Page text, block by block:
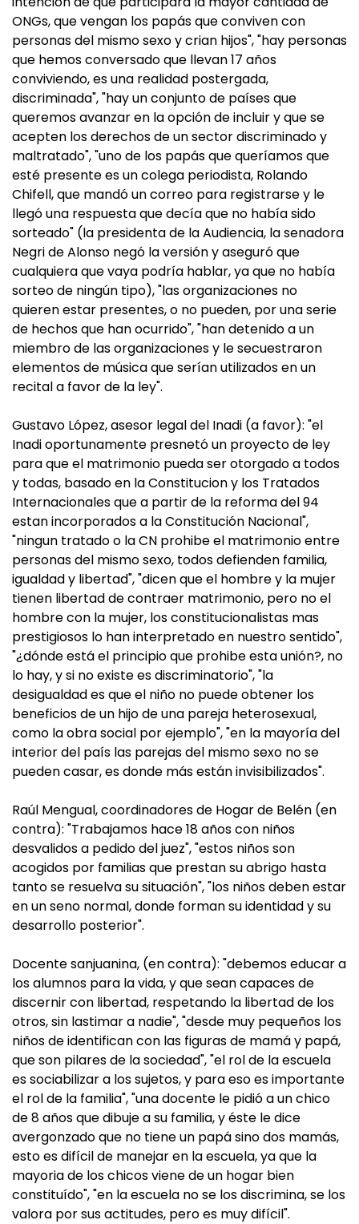
ONGs, que vengan los papás que conviven con
personas del mismo sexo y crian hijos", "hay personas
que hemos conversado que llevan 17 años
conviviendo, es una realidad postergada,
discriminada", "hay un conjunto de países que
queremos avanzar en la opción de incluir y que se
acepten los derechos de un sector discriminado y
maltratado", "uno de los papás que queríamos que
esté presente es un colega periodista, Rolando
Chifell, que mandó un correo para registrarse y le
llegó una respuesta que decía que no había sido
sorteado" (la presidenta de la Audiencia, la senadora
Negri de Alonso negó la versión y aseguró que
cualquiera que vaya podría hablar, ya que no había
sorteo de ningún tipo), "las organizaciones no
quieren estar presentes, o no pueden, por una serie
de hechos que han ocurrido", "han detenido a un
miembro de las organizaciones y le secuestraron
elementos de música que serían utilizados en un
recital a favor de la ley".
Gustavo López, asesor legal del Inadi (a favor): "el
Inadi oportunamente presnetó un proyecto de ley
para que el matrimonio pueda ser otorgado a todos
y todas, basado en la Constitucion y los Tratados
Internacionales que a partir de la reforma del 94
estan incorporados a la Constitución Nacional",
"ningun tratado o la CN prohibe el matrimonio entre
personas del mismo sexo, todos defienden familia,
igualdad y libertad", "dicen que el hombre y la mujer
tienen libertad de contraer matrimonio, pero no el
hombre con la mujer, los constitucionalistas mas
prestigiosos lo han interpretado en nuestro sentido",
"¿dónde está el principio que prohibe esta unión?, no
lo hay, y si no existe es discriminatorio", "la
desigualdad es que el niño no puede obtener los
beneficios de un hijo de una pareja heterosexual,
como la obra social por ejemplo", "en la mayoría del
interior del país las parejas del mismo sexo no se
pueden casar, es donde más están invisibilizados".
Raúl Mengual, coordinadores de Hogar de Belén (en
contra): "Trabajamos hace 18 años con niños
desvalidos a pedido del juez", "estos niños son
acogidos por familias que prestan su abrigo hasta
tanto se resuelva su situación", "los niños deben estar
en un seno normal, donde forman su identidad y su
desarrollo posterior".
Docente sanjuanina, (en contra): "debemos educar a
los alumnos para la vida, y que sean capaces de
discernir con libertad, respetando la libertad de los
otros, sin lastimar a nadie", "desde muy pequeños los
niños de identifican con las figuras de mamá y papá,
que son pilares de la sociedad", "el rol de la escuela
es sociabilizar a los sujetos, y para eso es importante
el rol de la familia", "una docente le pidió a un chico
de 8 años que dibuje a su familia, y éste le dice
avergonzado que no tiene un papá sino dos mamás,
esto es difícil de manejar en la escuela, ya que la
mayoria de los chicos viene de un hogar bien
constituído", "en la escuela no se los discrimina, se los
valora por sus actitudes, pero es muy difícil".